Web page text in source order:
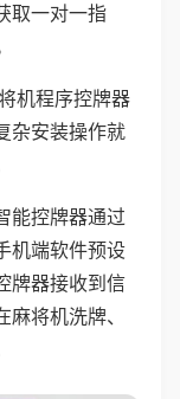
取一对一指
机程序控牌器
杂安装操作就
能控牌器通过
机端软件预设
牌器接收到信
将机洗牌、